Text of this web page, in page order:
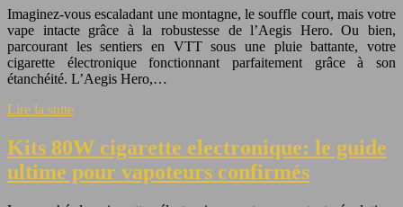
Imaginez-vous escaladant une montagne, le souffle court, mais votre
vape intacte grâce à la robustesse de l’Aegis Hero. Ou bien,
parcourant les sentiers en VTT sous une pluie battante, votre
cigarette électronique fonctionnant parfaitement grâce à son
étanchéité. L’Aegis Hero,…
Lire la suite
Kits 80W cigarette electronique: le guide
ultime pour vapoteurs confirmés